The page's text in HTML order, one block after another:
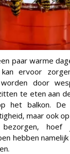
paar warme
kan ervoor
door
te eten aan
het balkon. De
maar ook
bezorgen,
hebben